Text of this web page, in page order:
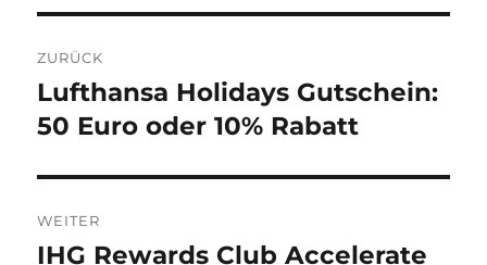
ZURÜCK
Vorheriger
Beitrag:
Lufthansa Holidays Gutschein:
50 Euro oder 10% Rabatt
WEITER
Nächster
IHG Rewards Club Accelerate